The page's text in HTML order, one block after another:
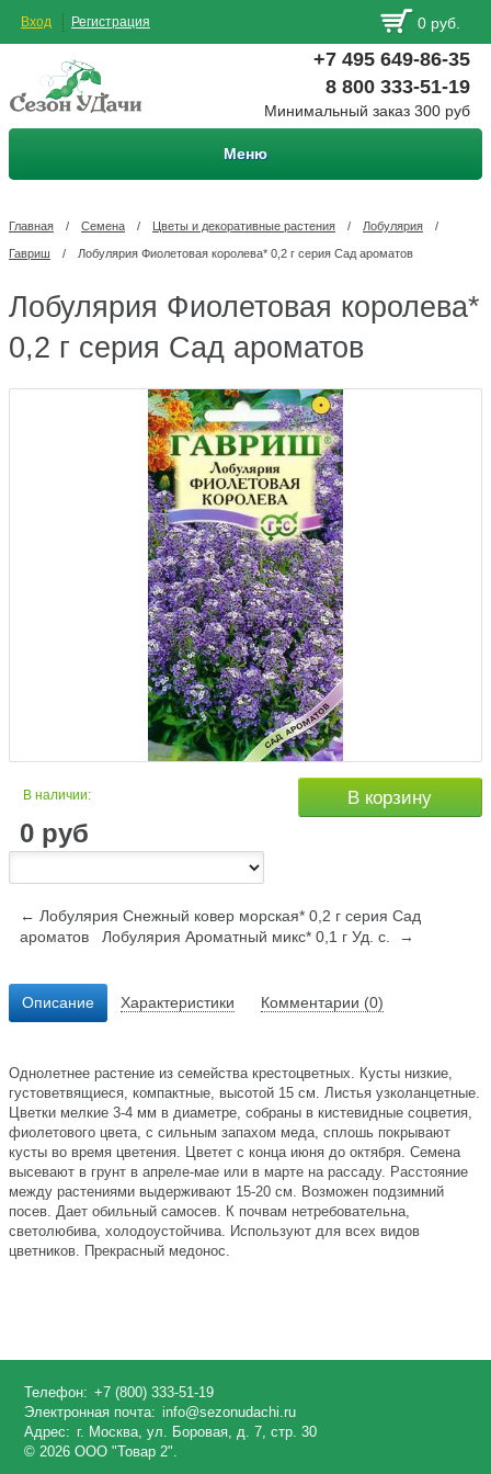
Вход Регистрация 0 руб.
+7 495 649-86-35
8 800 333-51-19
Минимальный заказ 300 руб
Меню
Главная / Семена / Цветы и декоративные растения / Лобулярия /
Гавриш / Лобулярия Фиолетовая королева* 0,2 г серия Сад ароматов
Лобулярия Фиолетовая королева*
0,2 г серия Сад ароматов
В наличии:
0 руб
В корзину
← Лобулярия Снежный ковер морская* 0,2 г серия Сад
ароматов
Лобулярия Ароматный микс* 0,1 г Уд. с. →
Описание Характеристики Комментарии (0)
Однолетнее растение из семейства крестоцветных. Кусты низкие,
густоветвящиеся, компактные, высотой 15 см. Листья узколанцетные.
Цветки мелкие 3-4 мм в диаметре, собраны в кистевидные соцветия,
фиолетового цвета, с сильным запахом меда, сплошь покрывают
кусты во время цветения. Цветет с конца июня до октября. Семена
высевают в грунт в апреле-мае или в марте на рассаду. Расстояние
между растениями выдерживают 15-20 см. Возможен подзимний
посев. Дает обильный самосев. К почвам нетребовательна,
светолюбива, холодоустойчива. Используют для всех видов
цветников. Прекрасный медонос.
Телефон: +7 (800) 333-51-19
Электронная почта: info@sezonudachi.ru
Адрес: г. Москва, ул. Боровая, д. 7, стр. 30
© 2026 ООО "Товар 2".